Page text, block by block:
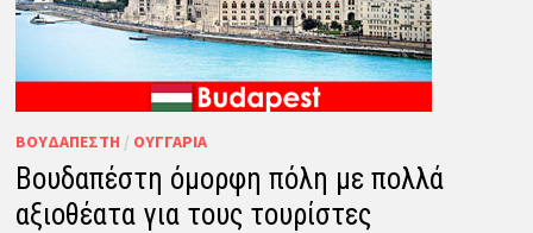
ΒΟΥΔΑΠΈΣΤΗ / ΟΥΓΓΑΡΊΑ
Βουδαπέστη όμορφη πόλη με πολλά
αξιοθέατα για τους τουρίστες